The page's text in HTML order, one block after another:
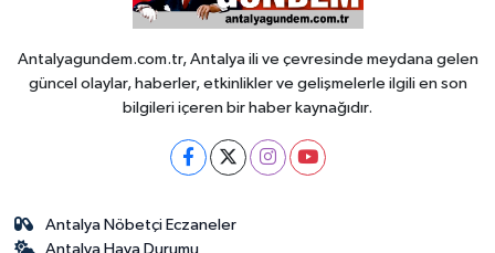
Antalyagundem.com.tr, Antalya ili ve çevresinde meydana gelen
güncel olaylar, haberler, etkinlikler ve gelişmelerle ilgili en son
bilgileri içeren bir haber kaynağıdır.
Antalya Nöbetçi Eczaneler
Antalya Hava Durumu